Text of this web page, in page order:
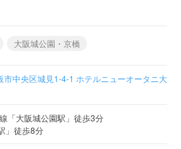
大阪城公園・京橋
市中央区城見1-4-1 ホテルニューオータニ大
「大阪城公園駅」徒歩3分
」徒歩8分